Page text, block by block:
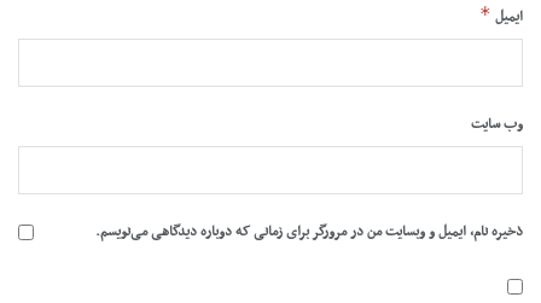
ایمیل *
وب‌ سایت
ذخیره نام، ایمیل و وبسایت من در مرورگر برای زمانی که دوباره دیدگاهی می‌نویسم.